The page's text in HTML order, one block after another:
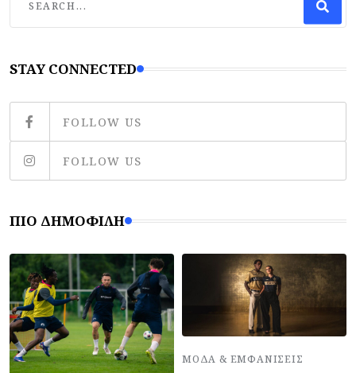
STAY CONNECTED
FOLLOW US
FOLLOW US
ΠΙΟ ΔΗΜΟΦΙΛΉ
ΜΌΔΑ & ΕΜΦΑΝΊΣΕΙΣ